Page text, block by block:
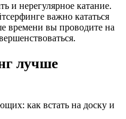
и нерегулярное катание.
важно кататься
времени вы проводите на
лучше